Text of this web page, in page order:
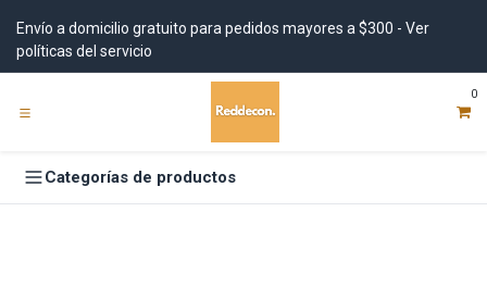
Envío a domicilio gratuito para pedidos mayores a $300 - Ver
políticas del servicio
0
Categorías de productos